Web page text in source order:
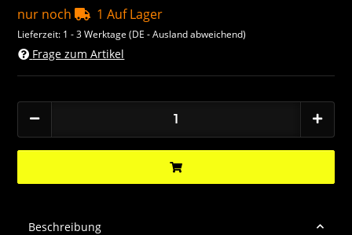
nur noch 1 Auf Lager
Lieferzeit: 1 - 3 Werktage(DE - Ausland abweichend)
Frage zum Artikel
Beschreibung